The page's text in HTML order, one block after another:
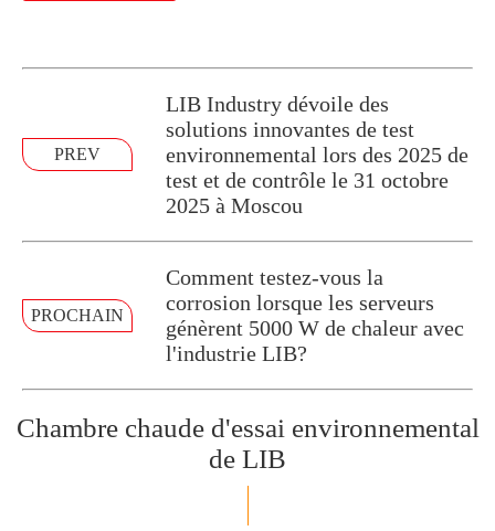
PREV
LIB Industry dévoile des
solutions innovantes de test
environnemental lors des 2025 de
test et de contrôle le 31 octobre
2025 à Moscou
PROCHAIN
Comment testez-vous la
corrosion lorsque les serveurs
génèrent 5000 W de chaleur avec
l'industrie LIB?
Chambre chaude d'essai environnemental
de LIB